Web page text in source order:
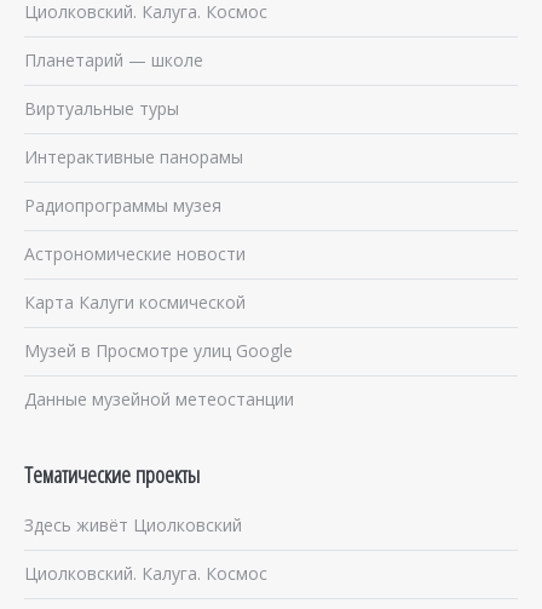
Циолковский. Калуга. Космос
Планетарий — школе
Виртуальные туры
Интерактивные панорамы
Радиопрограммы музея
Астрономические новости
Карта Калуги космической
Музей в Просмотре улиц Google
Данные музейной метеостанции
Тематические проекты
Здесь живёт Циолковский
Циолковский. Калуга. Космос